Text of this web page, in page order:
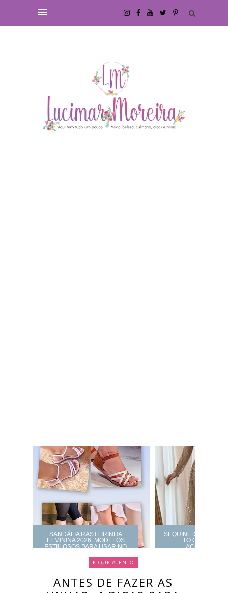
SANDÁLIA RASTEIRINHA
FEMININA 2026: MODELOS
ESTIILOSOS PARA USAR NO
SEQUINED BALL
TO CHOOSE
FIQUE ATENTO
ANTES DE FAZER AS